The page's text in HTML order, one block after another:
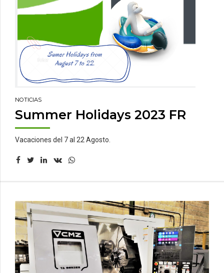
NOTICIAS
Summer Holidays 2023 FR
Vacaciones del 7 al 22 Agosto.